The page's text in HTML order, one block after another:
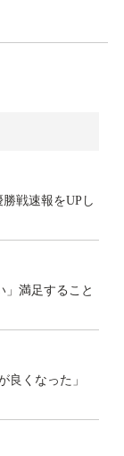
戦速報をUPし
」満足すること
良くなった」